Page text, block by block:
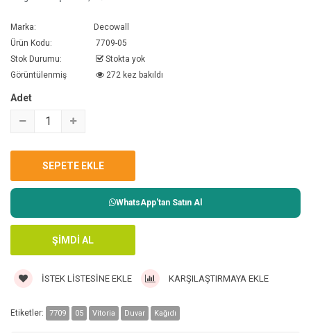
Marka:
Decowall
Ürün Kodu:
7709-05
Stok Durumu:
Stokta yok
Görüntülenmiş
272 kez bakıldı
Adet
WhatsApp'tan Satın Al
İSTEK LISTESINE EKLE KARŞILAŞTIRMAYA EKLE
Etiketler: 7709 05 Vitoria Duvar Kağıdı